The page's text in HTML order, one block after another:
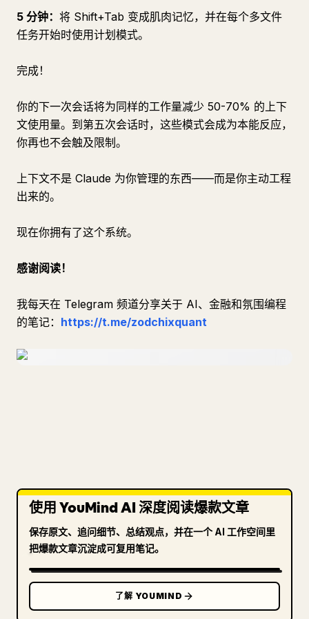
5 分钟： 将 Shift+Tab 变成肌肉记忆，并在每个多文件
任务开始时使用计划模式。
完成！
你的下一次会话将为同样的工作量减少 50-70% 的上下
文使用量。到第五次会话时，这些模式会成为本能反应，
你再也不会触及限制。
上下文不是 Claude 为你管理的东西——而是你主动工程
出来的。
现在你拥有了这个系统。
感谢阅读！
我每天在 Telegram 频道分享关于 AI、金融和氛围编程
的笔记： https://t.me/zodchixquant
使用 YouMind AI 深度阅读爆款文章
保存原文、追问细节、总结观点，并在一个 AI 工作空间里
把爆款文章沉淀成可复用笔记。
了解 YOUMIND